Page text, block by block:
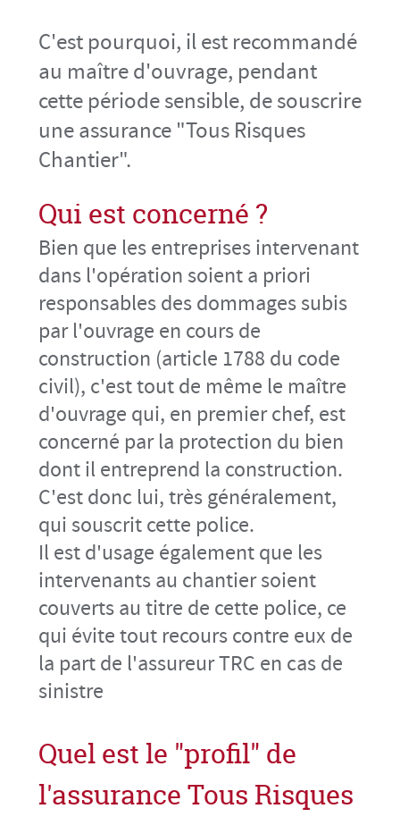
C'est pourquoi, il est recommandé
au maître d'ouvrage, pendant
cette période sensible, de souscrire
une assurance "Tous Risques
Chantier".
Qui est concerné ?
Bien que les entreprises intervenant
dans l'opération soient a priori
responsables des dommages subis
par l'ouvrage en cours de
construction (article 1788 du code
civil), c'est tout de même le maître
d'ouvrage qui, en premier chef, est
concerné par la protection du bien
dont il entreprend la construction.
C'est donc lui, très généralement,
qui souscrit cette police.
Il est d'usage également que les
intervenants au chantier soient
couverts au titre de cette police, ce
qui évite tout recours contre eux de
la part de l'assureur TRC en cas de
sinistre
Quel est le "profil" de
l'assurance Tous Risques